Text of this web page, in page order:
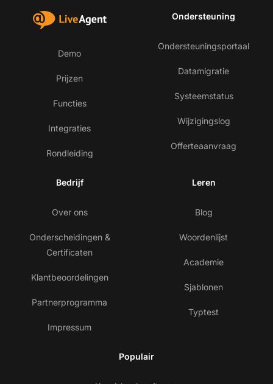
Demo
Prijzen
Functies
Integraties
Rondleiding
Ondersteuning
Ondersteuningsportaal
Datamigratie
Systeemstatus
Wijzigingslog
Offerteaanvraag
Bedrijf
Over ons
Onderscheidingen &
Certificaten
Klantbeoordelingen
Partnerprogramma
Impressum
Leren
Blog
Woordenlijst
Academie
Sjablonen
Typtest
Populair